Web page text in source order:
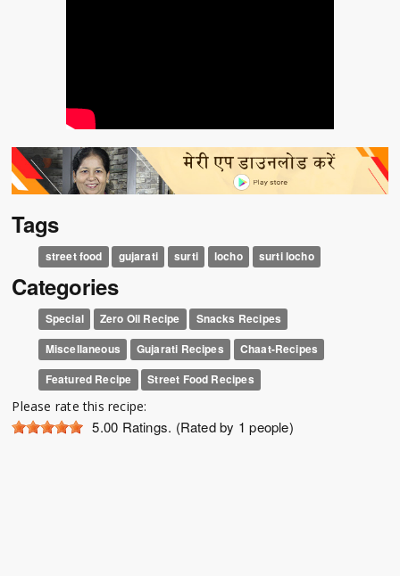
Tags
street food gujarati surti locho surti locho
Categories
Special Zero Oil Recipe
Snacks Recipes
Miscellaneous
Gujarati Recipes
Chaat-Recipes
Featured Recipe
Street Food Recipes
Please rate this recipe:
5.00 Ratings. (Rated by 1 people)